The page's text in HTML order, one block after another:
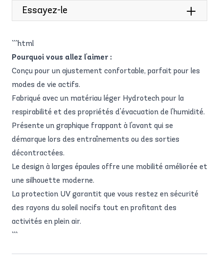
Essayez-le
```html
Pourquoi vous allez l'aimer :
Conçu pour un ajustement confortable, parfait pour les
modes de vie actifs.
Fabriqué avec un matériau léger Hydrotech pour la
respirabilité et des propriétés d'évacuation de l'humidité.
Présente un graphique frappant à l'avant qui se
démarque lors des entraînements ou des sorties
décontractées.
Le design à larges épaules offre une mobilité améliorée et
une silhouette moderne.
La protection UV garantit que vous restez en sécurité
des rayons du soleil nocifs tout en profitant des
activités en plein air.
```